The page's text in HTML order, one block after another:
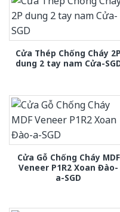
Cửa Thép Chống Cháy 2P
dung 2 tay nam Cửa-
Cửa Gỗ Chống Cháy MDF
Veneer P1R2 Xoan Đào-
a-SGD